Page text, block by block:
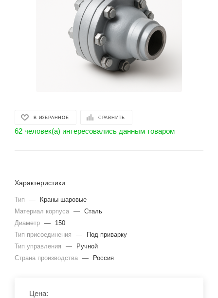
В ИЗБРАННОЕ СРАВНИТЬ
62 человек(а) интересовались данным товаром
Характеристики
Тип —
Краны шаровые
Материал корпуса — Сталь
Диаметр —
150
Тип присоединения
—
Под приварку
Тип управления
—
Ручной
Страна производства — Россия
Цена: